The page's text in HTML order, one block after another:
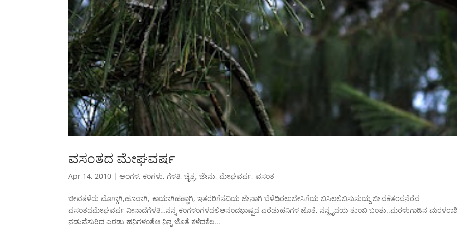
ವಸಂತದ ಮೇಘವರ್ಷ
Apr 14, 2010 |ಅಂಗಳ, ಕಂಗಳು, ಗೆಳತಿ,ಚೈತ್ರ,ಜೇನು,ಮೇಘವರ್ಷ,ವಸಂತ
ಜೀವತಳೆದು ಮೊಗ್ಗಾಗಿ,ಹೂವಾಗಿ, ಕಾಯಾಗಿಹಣ್ಣಾಗಿ, ಇತರರಿಗೆಸವಿಯ ಜೇನಾಗಿ ಬೆಳೆದಿರಲುಬೇಸಿಗೆಯ ಬಿಸಿಲಲಿಬಿಸುಸುಯ್ದ ಜೀವಕೆತಂಪನೆರೆವ
ವಸಂತದಮೇಘವರ್ಷ ನೀನಾದೆಗೆಳತಿ…ನನ್ನ ಕಂಗಳಂಗಳದಲಿಆನಂದಭಾಷ್ಪದ ಎರೆಡುಹನಿಗಳ ಜೊತೆ, ನನ್ಹೃದಯ ತುಂಬಿ ಬಂತು..ಮರಳುಗಾಡಿನ
ನಡುವೆಸುರಿದ ಎರಡು ಹನಿಗಳಂತೆಆ ನಿನ್ನ ಜೊತೆ ಕಳೆದಕೆಲ...